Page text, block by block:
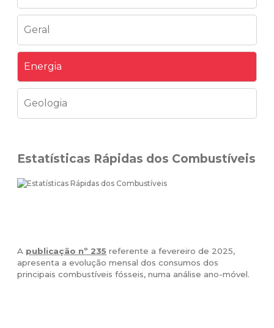
Geral
Energia
Geologia
Estatísticas Rápidas dos Combustíveis
A publicação nº 235 referente a fevereiro de 2025,
apresenta a evolução mensal dos consumos dos
principais combustíveis fósseis, numa análise ano-móvel.